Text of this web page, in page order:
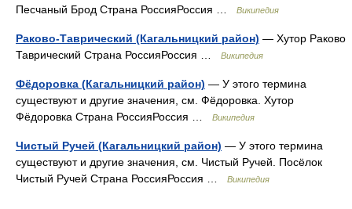
Песчаный Брод Страна РоссияРоссия …
Википедия
Раково-Таврический (Кагальницкий район) — Хутор Раково
Таврический Страна РоссияРоссия …
Википедия
Фёдоровка (Кагальницкий район) — У этого термина
существуют и другие значения, см. Фёдоровка. Хутор
Фёдоровка Страна РоссияРоссия …
Википедия
Чистый Ручей (Кагальницкий район) — У этого термина
существуют и другие значения, см. Чистый Ручей. Посёлок
Чистый Ручей Страна РоссияРоссия …
Википедия